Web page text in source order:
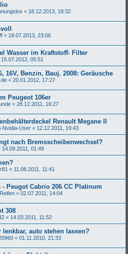
« 18.12.2013, 18:32
« 18.07.2013, 23:06
Wasser im Kraftstoff- Filter
15.07.2012, 05:51
16V, Benzin, Bauj. 2008: Geräusche
de « 20.01.2012, 17:27
Peugeot 106er
« 28.12.2011, 16:27
Renault Megane II
Nvidia-User « 12.12.2011, 19:43
nach Bremsscheibenwechsel?
14.09.2011, 01:49
« 11.08.2011, 11:41
Peugot Cabrio 206 CC Platinum
« 02.07.2011, 14:04
308
« 14.03.2011, 11:52
lenkbar, auto stehen lassen?
« 01.11.2010, 21:33